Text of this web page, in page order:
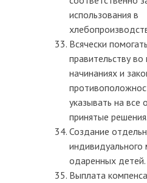
использования в
Всячески
правительству
начинаниях и
указывать на все
принятые решения.
Создание
одаренных детей.
Выплата